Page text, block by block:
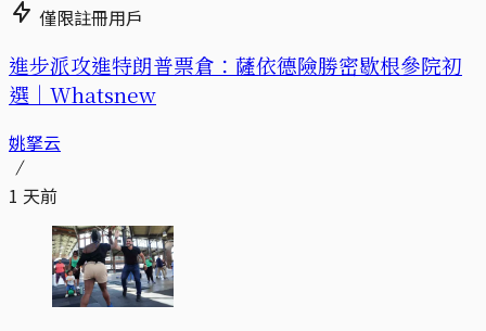
僅限註冊用戶
進步派攻進特朗普票倉：薩依德險勝密歇根參院初
選｜Whatsnew
姚拏云
1 天前